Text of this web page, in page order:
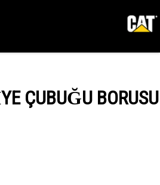
ÇUBUĞU BORUSU